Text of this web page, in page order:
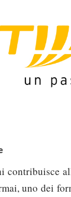
contribuisce
uno dei